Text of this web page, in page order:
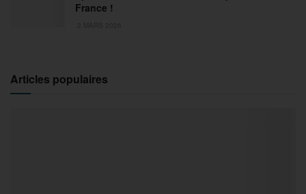
France !
Articles populaires